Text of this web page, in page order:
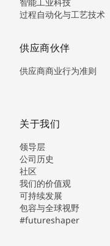
智能工业科技
过程自动化与工艺技术
供应商伙伴
供应商商业行为准则
关于我们
领导层
公司历史
社区
我们的价值观
可持续发展
包容与全球视野
#futureshaper